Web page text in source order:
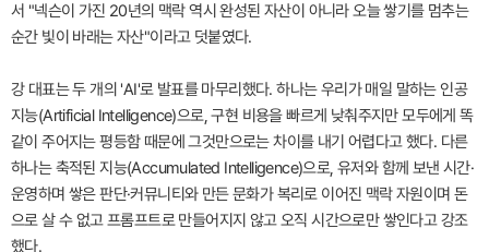
서 "넥슨이 가진 20년의 맥락 역시 완성된 자산이 아니라 오늘 쌓기를 멈추는
순간 빛이 바래는 자산"이라고 덧붙였다.
강 대표는 두 개의 'AI'로 발표를 마무리했다. 하나는 우리가 매일 말하는 인공
지능(Artificial Intelligence)으로, 구현 비용을 빠르게 낮춰주지만 모두에게 똑
같이 주어지는 평등함 때문에 그것만으로는 차이를 내기 어렵다고 했다. 다른
하나는 축적된 지능(Accumulated Intelligence)으로, 유저와 함께 보낸 시간·
운영하며 쌓은 판단·커뮤니티와 만든 문화가 복리로 이어진 맥락 자원이며 돈
으로 살 수 없고 프롬프트로 만들어지지 않고 오직 시간으로만 쌓인다고 강조
했다.